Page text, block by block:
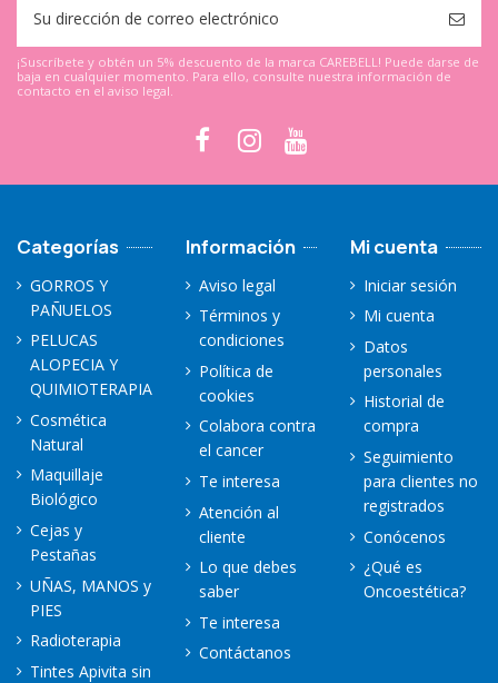
¡Suscríbete y obtén un 5% descuento de la marca CAREBELL! Puede darse de
baja en cualquier momento. Para ello, consulte nuestra información de
contacto en el aviso legal.
Categorías
GORROS Y
PAÑUELOS
PELUCAS
ALOPECIA Y
QUIMIOTERAPIA
Cosmética
Natural
Maquillaje
Biológico
Cejas y
Pestañas
UÑAS, MANOS y
PIES
Radioterapia
Tintes Apivita sin
Información
Aviso legal
Términos y
condiciones
Política de
cookies
Colabora contra
el cancer
Te interesa
Atención al
cliente
Lo que debes
saber
Te interesa
Contáctanos
Mi cuenta
Iniciar sesión
Mi cuenta
Datos
personales
Historial de
compra
Seguimiento
para clientes no
registrados
Conócenos
¿Qué es
Oncoestética?